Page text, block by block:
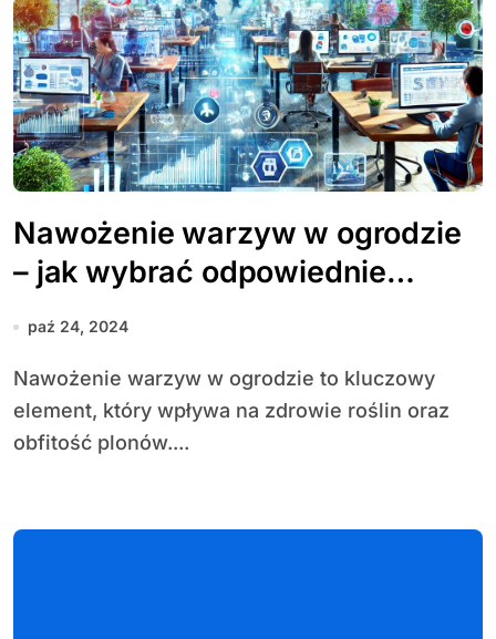
Nawożenie warzyw w ogrodzie
– jak wybrać odpowiednie
nawozy?
paź 24, 2024
Nawożenie warzyw w ogrodzie to kluczowy
element, który wpływa na zdrowie roślin oraz
obfitość plonów....